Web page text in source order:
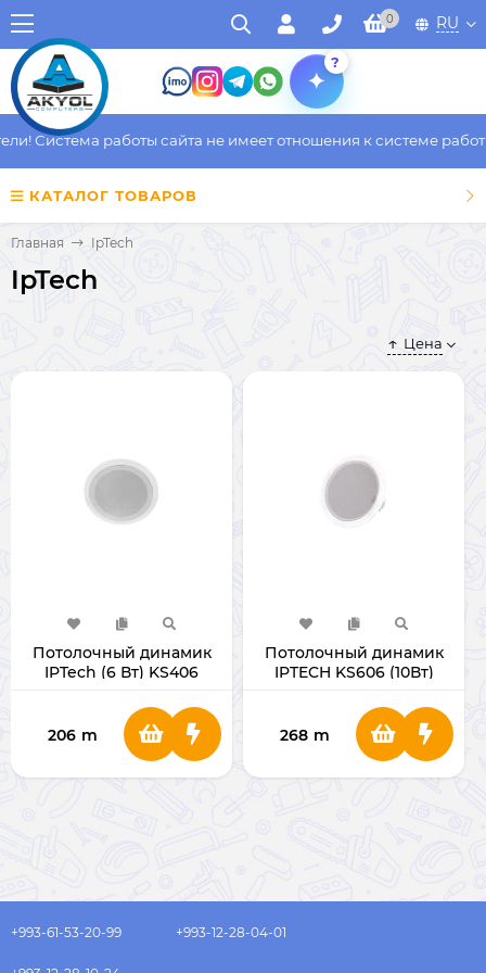
0 RU
?
Система работы сайта не имеет отношения к системе
КАТАЛОГ ТОВАРОВ
Главная IpTech
IpTech
Цена
Потолочный динамик
IPTech (6 Вт) KS406
206 m
Потолочный динамик
IPTECH KS606 (10Вт)
268 m
+993-61-53-20-99 +993-12-28-04-01